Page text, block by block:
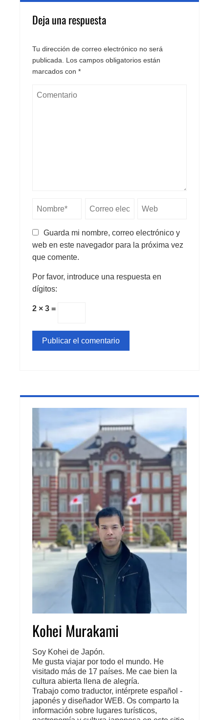
Deja una respuesta
Tu dirección de correo electrónico no será
publicada.
Los campos obligatorios están
marcados con *
Guarda mi nombre, correo electrónico y
web en este navegador para la próxima vez
que comente.
Por favor, introduce una respuesta en
dígitos:
2 × 3 =
Kohei Murakami
Soy Kohei de Japón.
Me gusta viajar por todo el mundo. He
visitado más de 17 países. Me cae bien la
cultura abierta llena de alegría.
Trabajo como traductor, intérprete español -
japonés y diseñador WEB. Os comparto la
información sobre lugares turísticos,